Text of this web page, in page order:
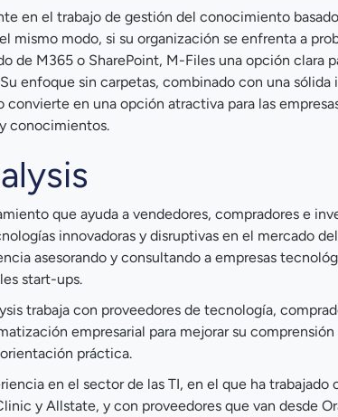
en el trabajo de gestión del conocimiento
mismo modo, si su organización se enfrenta a
de M365 o SharePoint, M-Files una opción clara
enfoque sin carpetas, combinado con una
en una opción atractiva para las
conocimientos.
que ayuda a vendedores, compradores e
innovadoras y disruptivas en el mercado
asesorando y consultando a empresas
start-ups.
trabaja con proveedores de tecnología,
empresarial para mejorar su
práctica.
en el sector de las TI, en el que ha trabajado
y Allstate, y con proveedores que van desde